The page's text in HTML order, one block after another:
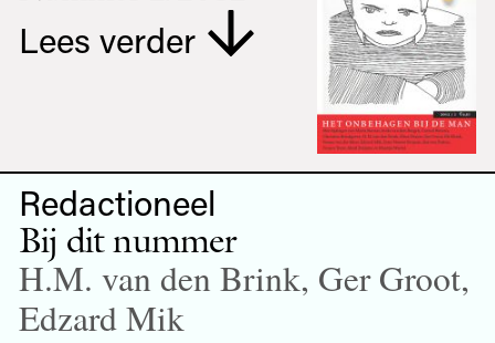
Lees verder
Redactioneel
Bij dit nummer
H.M. van den Brink, Ger Groot,
Edzard Mik